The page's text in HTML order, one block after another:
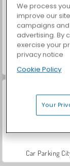
Hidden Object:
Car Parking
We process
improve our
campaigns
advertising. By
exercise your
privacy notice
Cookie Policy
Your